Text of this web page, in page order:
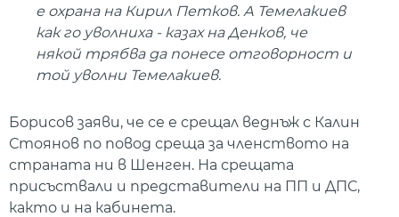
е охрана на Кирил Петков. А Темелакиев
как го уволниха - казах на Денков, че
някой трябва да понесе отговорност и
той уволни Темелакиев.
Борисов заяви, че се е срещал веднъж с Калин
Стоянов по повод среща за членството на
страната ни в Шенген. На срещата
присъствали и представители на ПП и ДПС,
както и на кабинета.